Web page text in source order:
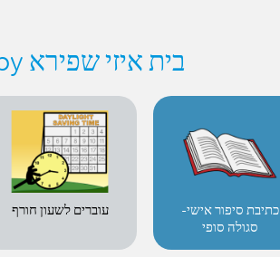
Also by בית איזי שפירא
עוברים לשעון חורף
כתיבת סיפור אישי-
סגולה סופי